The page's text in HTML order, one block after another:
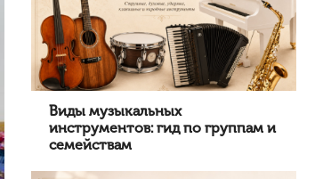
Виды музыкальных
инструментов: гид по группам и
семействам